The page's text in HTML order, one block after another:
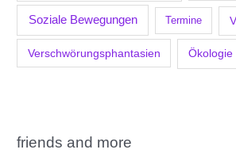
Soziale Bewegungen Termine
Verschwörungsphantasien Ökologie
friends and more